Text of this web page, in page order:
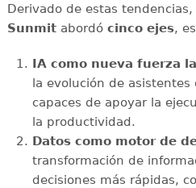
Derivado de estas
Sunmitabordó cinco ejes,
IA como nueva fuerza
la evolución de
capaces de apoyar la
la productividad.
Datos como motor de
transformación de
decisiones más rápidas,